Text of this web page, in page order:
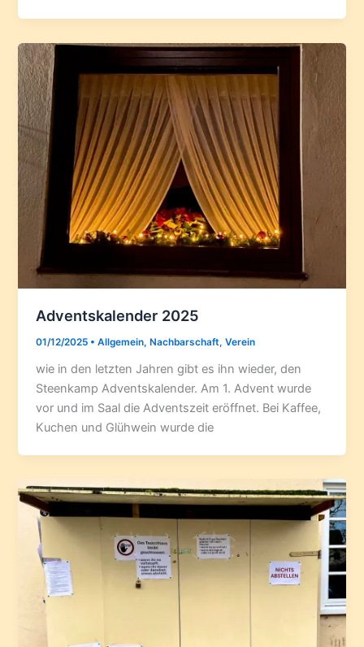
Adventskalender 2025
01/12/2025 •Allgemein, Nachbarschaft,Verein
wie in den letzten Jahren gibt es ihn wieder, den
Steenkamp Adventskalender. Am 1. Advent wurde
vor und im Saal die Adventszeit eröffnet. Bei Kaffee,
Kuchen und Glühwein wurde die